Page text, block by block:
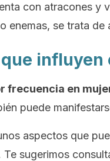
con atracones y
enemas, se trata de
influyen
frecuencia en
puede
aspectos que
sugerimos